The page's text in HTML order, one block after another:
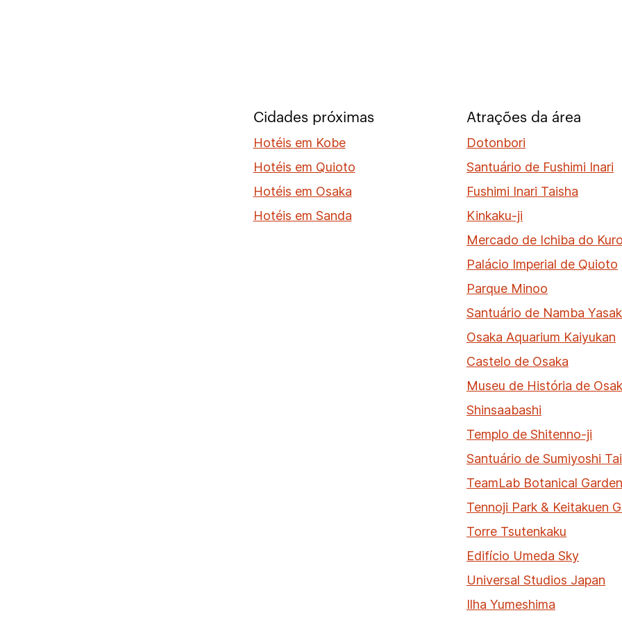
Cidades próximas
Hotéis em Kobe
Hotéis em Quioto
Hotéis em Osaka
Hotéis em Sanda
Atrações da área
Dotonbori
Santuário de Fushimi Inari
Fushimi Inari Taisha
Kinkaku-ji
Mercado de Ichiba do
Palácio Imperial de Quioto
Parque Minoo
Santuário de Namba
Osaka Aquarium Kaiyukan
Castelo de Osaka
Museu de História de
Shinsaabashi
Templo de Shitenno-ji
Santuário de Sumiyoshi
TeamLab Botanical
Tennoji Park & Keitakuen
Torre Tsutenkaku
Edifício Umeda Sky
Universal Studios Japan
Ilha Yumeshima